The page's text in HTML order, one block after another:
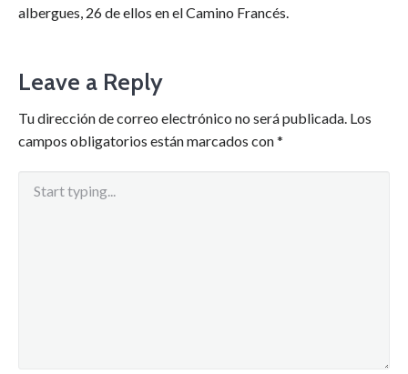
albergues, 26 de ellos en el Camino Francés.
Leave a Reply
Tu dirección de correo electrónico no será publicada. Los
campos obligatorios están marcados con*